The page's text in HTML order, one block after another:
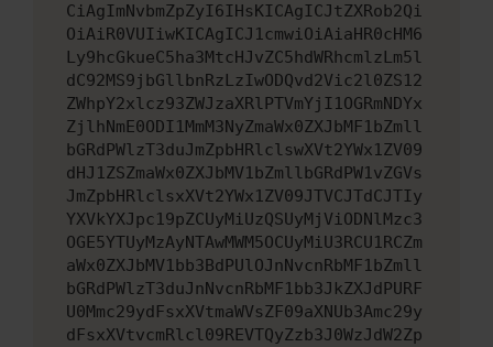
CiAgImNvbmZpZyI6IHsKICAgICJtZXRob2Qi
OiAiR0VUIiwKICAgICJ1cmwiOiAiaHR0cHM6
Ly9hcGkueC5ha3MtcHJvZC5hdWRhcmlzLm5l
dC92MS9jbGllbnRzLzIwODQvd2Vic2l0ZS12
ZWhpY2xlcz93ZWJzaXRlPTVmYjI1OGRmNDYx
ZjlhNmE0ODI1MmM3NyZmaWx0ZXJbMF1bZmll
bGRdPWlzT3duJmZpbHRlclswXVt2YWx1ZV09
dHJ1ZSZmaWx0ZXJbMV1bZmllbGRdPW1vZGVs
JmZpbHRlclsxXVt2YWx1ZV09JTVCJTdCJTIy
YXVkYXJpc19pZCUyMiUzQSUyMjViODNlMzc3
OGE5YTUyMzAyNTAwMWM5OCUyMiU3RCU1RCZm
aWx0ZXJbMV1bb3BdPUlOJnNvcnRbMF1bZmll
bGRdPWlzT3duJnNvcnRbMF1bb3JkZXJdPURF
U0Mmc29ydFsxXVtmaWVsZF09aXNUb3Amc29y
dFsxXVtvcmRlcl09REVTQyZzb3J0WzJdW2Zp